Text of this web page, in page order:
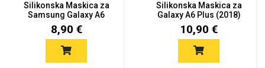
Silikonska Maskica za
Samsung Galaxy A6
Plus (...
8,90 €
Silikonska Maskica za
Galaxy A6 Plus (2018)
-...
10,90 €